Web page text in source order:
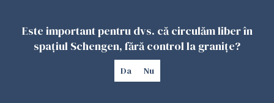
Este important pentru dvs. că circulăm liber în
spațiul Schengen, fără control la granițe?
Da Nu